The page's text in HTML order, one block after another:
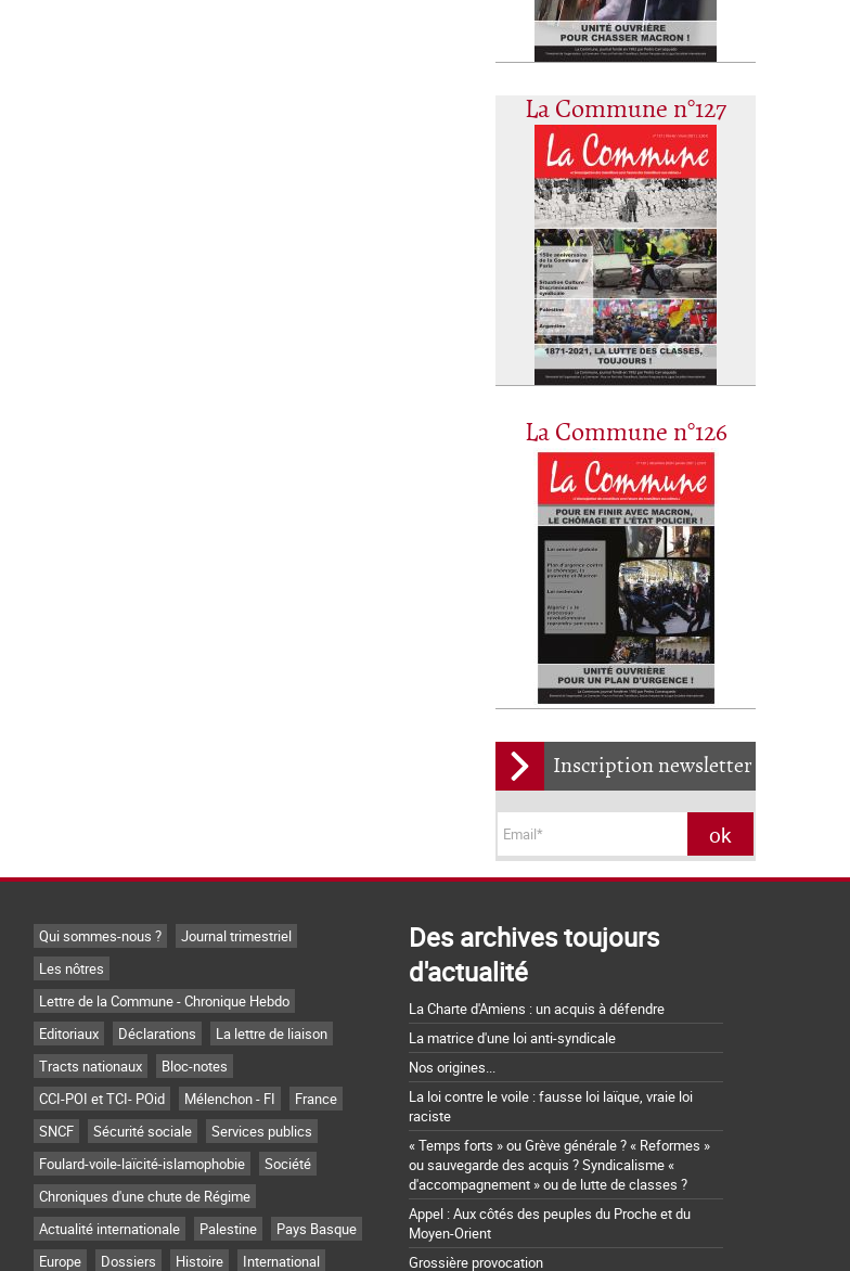
La Commune n°127
La Commune n°126
Inscription newsletter
Qui sommes-nous ?
Journal trimestriel
Les nôtres
Lettre de la Commune - Chronique Hebdo
Editoriaux
Déclarations
La lettre de liaison
Tracts nationaux
Bloc-notes
CCI-POI et TCI- POid
Mélenchon - FI
France
SNCF
Sécurité sociale
Services publics
Foulard-voile-laïcité-islamophobie
Société
Chroniques d'une chute de Régime
Actualité internationale
Palestine
Pays Basque
Europe
Dossiers Histoire International
Des archives toujours
d'actualité
La Charte d'Amiens : un acquis à défendre
La matrice d'une loi anti-syndicale
Nos origines...
La loi contre le voile : fausse loi laïque, vraie loi
raciste
« Temps forts » ou Grève générale ? « Reformes »
ou sauvegarde des acquis ? Syndicalisme «
d'accompagnement » ou de lutte de classes ?
Appel : Aux côtés des peuples du Proche et du
Moyen-Orient
Grossière provocation